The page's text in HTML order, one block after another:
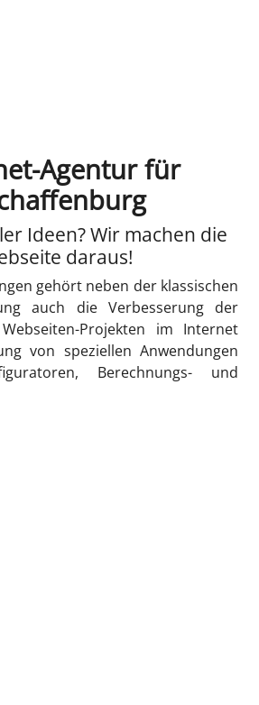
Agentur für
Ideen? Wir machen die
daraus!
gehört neben der klassischen
auch die Verbesserung der
Projekten im Internet
von speziellen Anwendungen
Berechnungs- und